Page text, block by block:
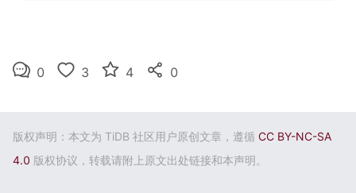
0 3 4 0
版权声明：本文为 TiDB 社区用户原创文章，遵循 CC BY-NC-SA
4.0 版权协议，转载请附上原文出处链接和本声明。